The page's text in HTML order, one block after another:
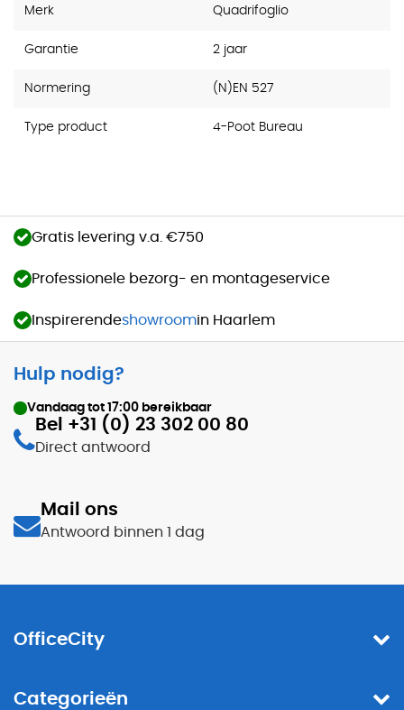
Merk Quadrifoglio
Garantie 2 jaar
Normering (N)EN 527
Type product 4-Poot Bureau
Gratis levering v.a. €750
Professionele bezorg- en montageservice
Inspirerendeshowroomin Haarlem
Hulp nodig?
Vandaag tot 17:00 bereikbaar
Bel +31 (0) 23 302 00 80
Direct antwoord
Mail ons
Antwoord binnen 1 dag
OfficeCity
Categorieën